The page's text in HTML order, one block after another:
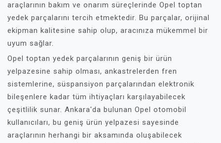
araçlarının bakım ve onarım süreçlerinde Opel toptan
yedek parçalarını tercih etmektedir. Bu parçalar, orijinal
ekipman kalitesine sahip olup, aracınıza mükemmel bir
uyum sağlar.
Opel toptan yedek parçalarının geniş bir ürün
yelpazesine sahip olması, ankastrelerden fren
sistemlerine, süspansiyon parçalarından elektronik
bileşenlere kadar tüm ihtiyaçları karşılayabilecek
çeşitlilik sunar. Ankara'da bulunan Opel otomobil
kullanıcıları, bu geniş ürün yelpazesi sayesinde
araçlarının herhangi bir aksamında oluşabilecek